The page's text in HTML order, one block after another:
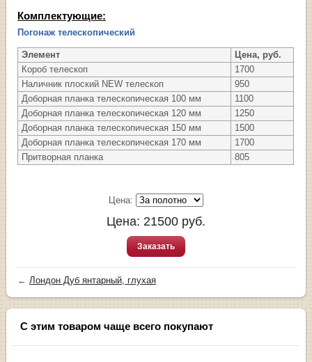
Комплектующие:
Погонаж телескопический
Элемент
Цена, руб.
Короб телескоп
1700
Наличник плоский NEW телескоп
950
Доборная планка телескопическая 100 мм
1100
Доборная планка телескопическая 120 мм
1250
Доборная планка телескопическая 150 мм
1500
Доборная планка телескопическая 170 мм
1700
Притворная планка
805
Цена:
Цена: 21500 руб.
Заказать
←Лондон Дуб янтарный, глухая
С этим товаром чаще всего покупают